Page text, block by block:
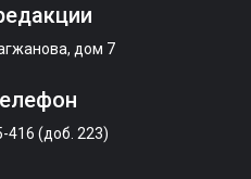
дом 7
416 (доб. 223)